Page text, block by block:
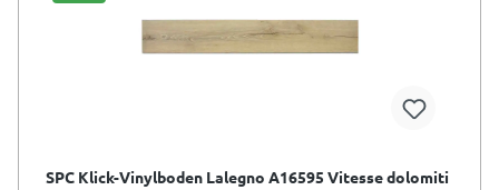
SPC Klick-Vinylboden Lalegno A16595 Vitesse dolomiti